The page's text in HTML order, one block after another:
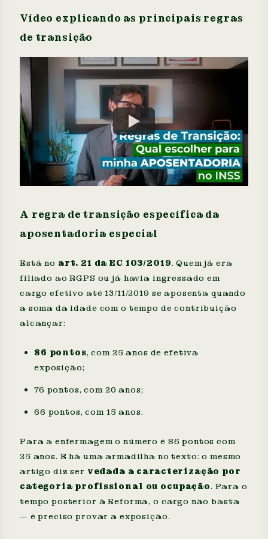
Vídeo explicando as principais regras
de transição
A regra de transição específica da
aposentadoria especial
Está no art. 21 da EC 103/2019. Quem já era
filiado ao RGPS ou já havia ingressado em
cargo efetivo até 13/11/2019 se aposenta quando
a soma da idade com o tempo de contribuição
alcançar:
86 pontos, com 25 anos de efetiva
exposição;
76 pontos, com 20 anos;
66 pontos, com 15 anos.
Para a enfermagem o número é 86 pontos com
25 anos. E há uma armadilha no texto: o mesmo
artigo diz ser vedada a caracterização por
categoria profissional ou ocupação. Para o
tempo posterior à Reforma, o cargo não basta
— é preciso provar a exposição.